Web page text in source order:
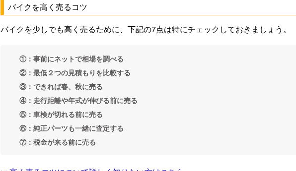
バイクを高く売るコツ
バイクを少しでも高く売るために、下記の7点は特にチェックしておきましょう。
①：事前にネットで相場を調べる
②：最低２つの見積もりを比較する
③：できれば春、秋に売る
④：走行距離や年式が伸びる前に売る
⑤：車検が切れる前に売る
⑥：純正パーツも一緒に査定する
⑦：税金が来る前に売る